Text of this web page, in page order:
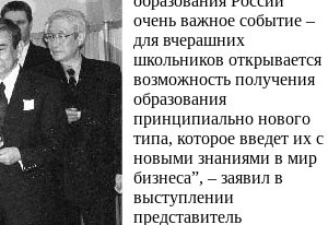
очень важное событие –
для вчерашних
школьников открывается
возможность получения
образования
принципиально нового
типа, которое введет их с
новыми знаниями в мир
бизнеса”, – заявил в
выступлении
представитель